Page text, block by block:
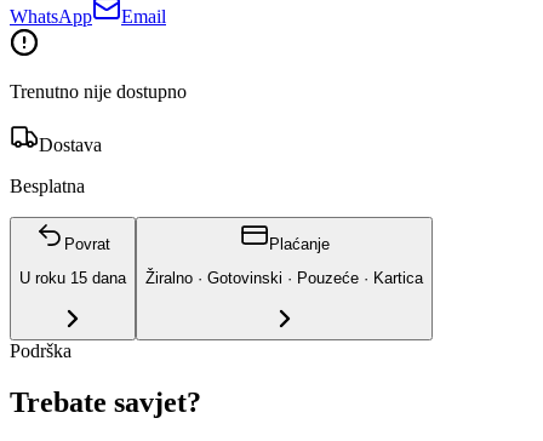
WhatsApp Email
Trenutno nije dostupno
Dostava
Besplatna
Povrat
U roku 15 dana
Plaćanje
Žiralno · Gotovinski · Pouzeće · Kartica
Podrška
Trebate savjet?